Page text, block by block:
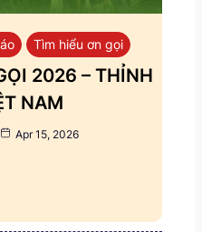
Tìm hiểu ơn gọi
2026 – THỈNH
NAM
Apr 15, 2026